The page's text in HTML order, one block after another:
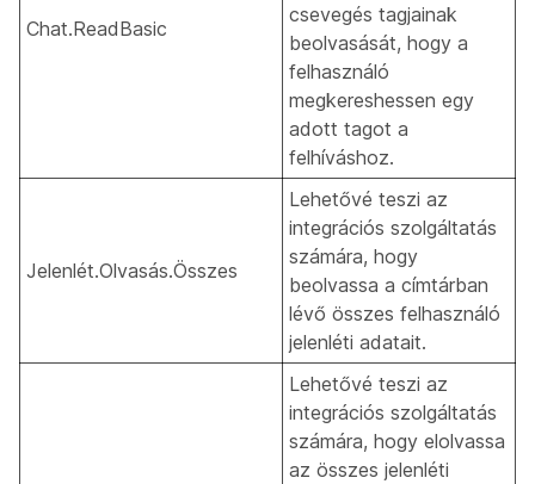
Chat.ReadBasic
csevegés tagjainak
beolvasását, hogy a
felhasználó
megkereshessen egy
adott tagot a
felhíváshoz.
Jelenlét.Olvasás.Összes
Lehetővé teszi az
integrációs szolgáltatás
számára, hogy
beolvassa a címtárban
lévő összes felhasználó
jelenléti adatait.
Lehetővé teszi az
integrációs szolgáltatás
számára, hogy elolvassa
az összes jelenléti